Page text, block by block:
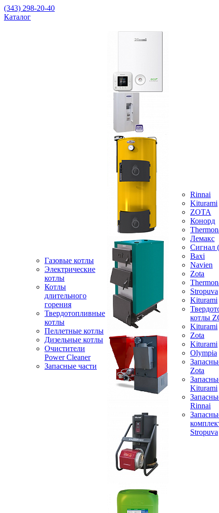
(343) 298-20-40
Каталог
Газовые котлы
Электрические
котлы
Котлы
длительного
горения
Твердотопливные
котлы
Пеллетные котлы
Дизельные котлы
Очистители
Power Cleaner
Запасные части
Rinnai
Kiturami
ZOTA
Конорд
Лемакс
Baxi
Navien
Zota
Stropuva
Kiturami
котлы
Kiturami
Zota
Kiturami
Olympia
Zota
Kiturami
Rinnai
Stropuva